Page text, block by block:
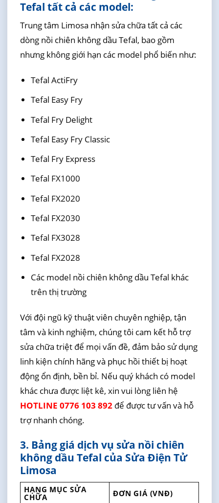
Tefal tất cả các model:
Trung tâm Limosa nhận sửa chữa tất cả các
dòng nồi chiên không dầu Tefal, bao gồm
nhưng không giới hạn các model phổ biến như:
Tefal ActiFry
Tefal Easy Fry
Tefal Fry Delight
Tefal Easy Fry Classic
Tefal Fry Express
Tefal FX1000
Tefal FX2020
Tefal FX2030
Tefal FX3028
Tefal FX2028
Các model nồi chiên không dầu Tefal khác
trên thị trường
Với đội ngũ kỹ thuật viên chuyên nghiệp, tận
tâm và kinh nghiệm, chúng tôi cam kết hỗ trợ
sửa chữa triệt để mọi vấn đề, đảm bảo sử dụng
linh kiện chính hãng và phục hồi thiết bị hoạt
động ổn định, bền bỉ. Nếu quý khách có model
khác chưa được liệt kê, xin vui lòng liên hệ
HOTLINE 0776 103 892để được tư vấn và hỗ
trợ nhanh chóng.
3. Bảng giá dịch vụ sửa nồi chiên
không dầu Tefal của Sửa Điện Tử
Limosa
HẠNG MỤC SỬA
CHỮA ĐƠN GIÁ (VNĐ)